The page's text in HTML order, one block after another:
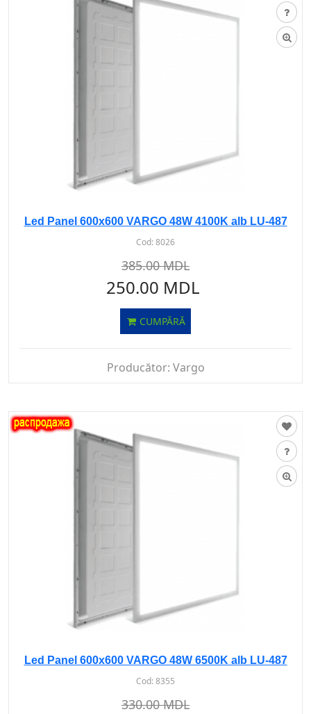
Led Panel 600x600 VARGO 48W 4100K alb LU-487
Cod:8026
385.00 MDL
250.00 MDL
CUMPĂRĂ
Producător: Vargo
Led Panel 600x600 VARGO 48W 6500K alb LU-487
Cod:8355
330.00 MDL